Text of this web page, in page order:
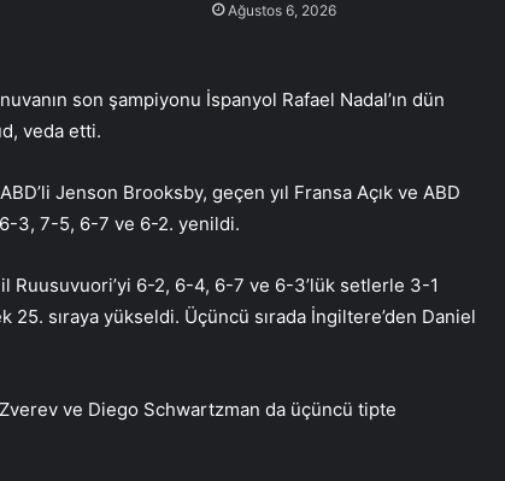
Ağustos 6, 2026
son şampiyonu İspanyol Rafael Nadal’ın dün
veda etti.
Jenson Brooksby, geçen yıl Fransa Açık ve ABD
6-3, 7-5, 6-7 ve 6-2. yenildi.
Ruusuvuori’yi 6-2, 6-4, 6-7 ve 6-3’lük setlerle 3-1
sıraya yükseldi. Üçüncü sırada İngiltere’den Daniel
ve Diego Schwartzman da üçüncü tipte